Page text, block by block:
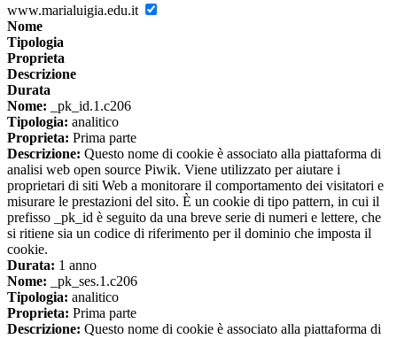
www.marialuigia.edu.it
Nome
Tipologia
Proprieta
Descrizione
Durata
Nome: _pk_id.1.c206
Tipologia: analitico
Proprieta: Prima parte
Descrizione: Questo nome di cookie è associato alla piattaforma di
analisi web open source Piwik. Viene utilizzato per aiutare i
proprietari di siti Web a monitorare il comportamento dei visitatori e
misurare le prestazioni del sito. È un cookie di tipo pattern, in cui il
prefisso _pk_id è seguito da una breve serie di numeri e lettere, che
si ritiene sia un codice di riferimento per il dominio che imposta il
cookie.
Durata: 1 anno
Nome: _pk_ses.1.c206
Tipologia: analitico
Proprieta: Prima parte
Descrizione: Questo nome di cookie è associato alla piattaforma di